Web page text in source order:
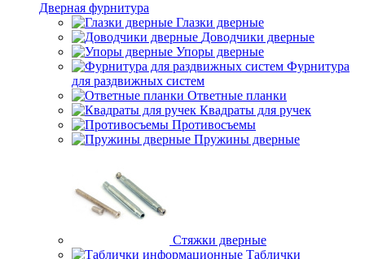
Дверная фурнитура
Глазки дверные
Доводчики дверные
Упоры дверные
Фурнитура
для раздвижных систем
Ответные планки
Квадраты для ручек
Противосъемы
Пружины дверные
Стяжки дверные
Таблички